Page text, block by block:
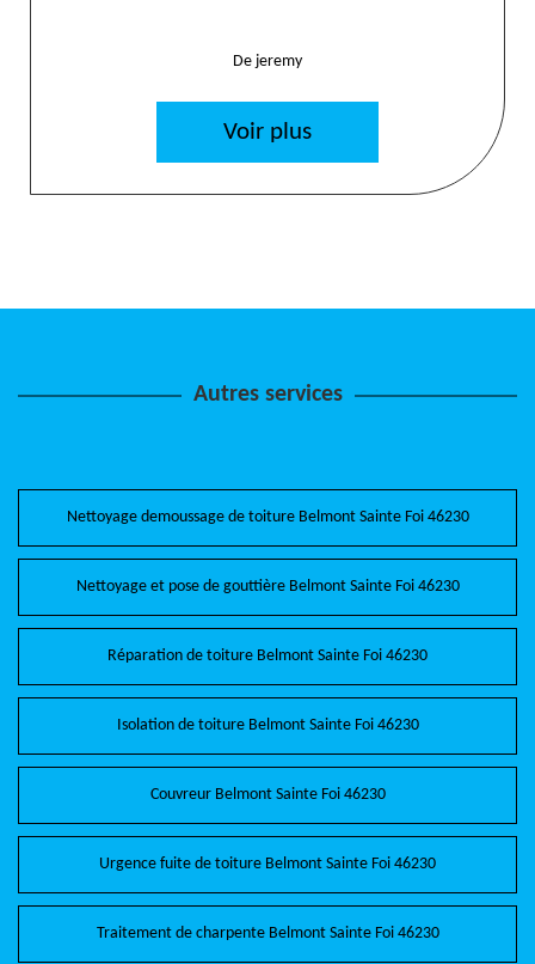
De jeremy
Voir plus
Autres services
Nettoyage demoussage de toiture Belmont Sainte Foi 46230
Nettoyage et pose de gouttière Belmont Sainte Foi 46230
Réparation de toiture Belmont Sainte Foi 46230
Isolation de toiture Belmont Sainte Foi 46230
Couvreur Belmont Sainte Foi 46230
Urgence fuite de toiture Belmont Sainte Foi 46230
Traitement de charpente Belmont Sainte Foi 46230